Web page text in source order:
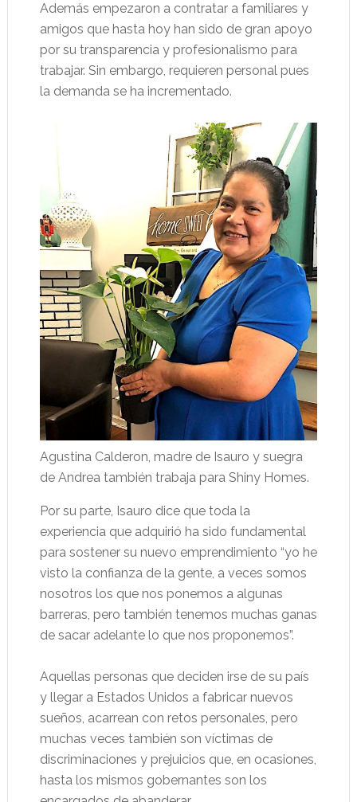
Además empezaron a contratar a familiares y
amigos que hasta hoy han sido de gran apoyo
por su transparencia y profesionalismo para
trabajar. Sin embargo, requieren personal pues
la demanda se ha incrementado.
Agustina Calderon, madre de Isauro y suegra
de Andrea también trabaja para Shiny Homes.
Por su parte, Isauro dice que toda la
experiencia que adquirió ha sido fundamental
para sostener su nuevo emprendimiento “yo he
visto la confianza de la gente, a veces somos
nosotros los que nos ponemos a algunas
barreras, pero también tenemos muchas ganas
de sacar adelante lo que nos proponemos”.
Aquellas personas que deciden irse de su país
y llegar a Estados Unidos a fabricar nuevos
sueños, acarrean con retos personales, pero
muchas veces también son víctimas de
discriminaciones y prejuicios que, en ocasiones,
hasta los mismos gobernantes son los